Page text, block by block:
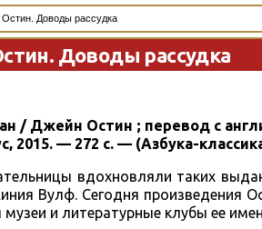
Доводы рассудка
Доводы рассудка
/ Джейн Остин ; перевод с
2015. — 272 с. — (Азбука-
вдохновляли таких
Вулф. Сегодня произведения
и литературные клубы ее